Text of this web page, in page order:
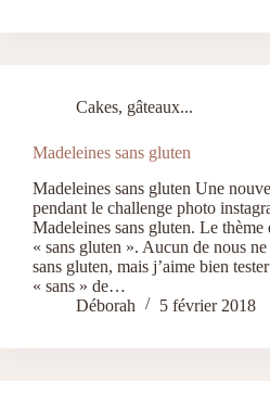
Cakes, gâteaux...
Madeleines sans gluten
Madeleines sans gluten Une
pendant le challenge photo
Madeleines sans gluten. Le thème
« sans gluten ». Aucun de nous
sans gluten, mais j’aime bien
« sans » de…
Déborah
5 février 2018